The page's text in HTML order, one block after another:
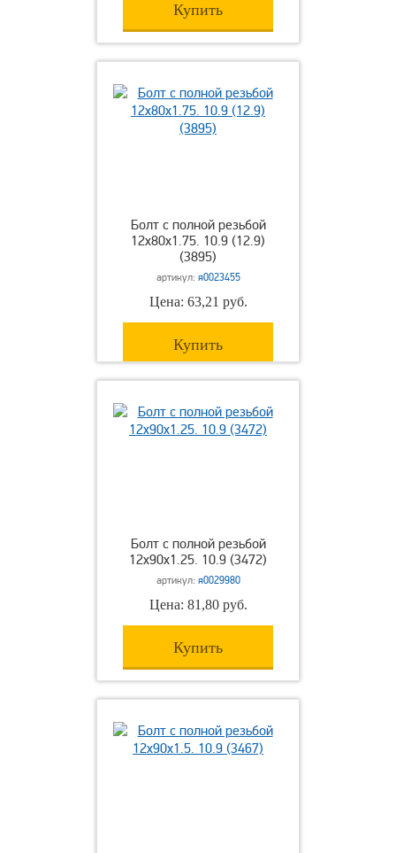
Купить
Болт с полной резьбой
12х80х1.75. 10.9 (12.9)
(3895)
артикул: я0023455
Цена: 63,21 руб.
Купить
Болт с полной резьбой
12х90х1.25. 10.9 (3472)
артикул: я0029980
Цена: 81,80 руб.
Купить